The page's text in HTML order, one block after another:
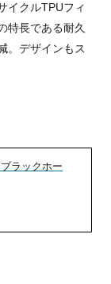
イクルTPUフィ
特長である耐久
。デザインもス
ラックホー